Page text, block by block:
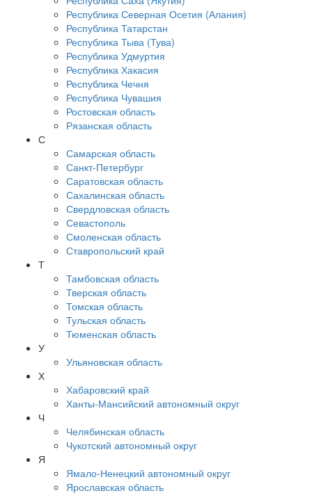
Республика Северная Осетия (Алания)
Республика Татарстан
Республика Тыва (Тува)
Республика Удмуртия
Республика Хакасия
Республика Чечня
Республика Чувашия
Ростовская область
Рязанская область
С
Самарская область
Санкт-Петербург
Саратовская область
Сахалинская область
Свердловская область
Севастополь
Смоленская область
Ставропольский край
Т
Тамбовская область
Тверская область
Томская область
Тульская область
Тюменская область
У
Ульяновская область
Х
Хабаровский край
Ханты-Мансийский автономный округ
Ч
Челябинская область
Чукотский автономный округ
Я
Ямало-Ненецкий автономный округ
Ярославская область